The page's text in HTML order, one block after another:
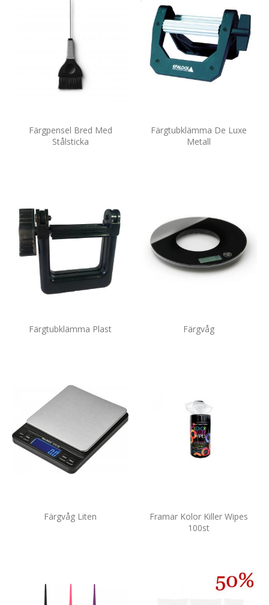
Färgpensel Bred Med
Stålsticka
Färgtubklämma De Luxe
Metall
Färgtubklämma Plast Färgvåg
Färgvåg Liten
Framar Kolor Killer Wipes
100st